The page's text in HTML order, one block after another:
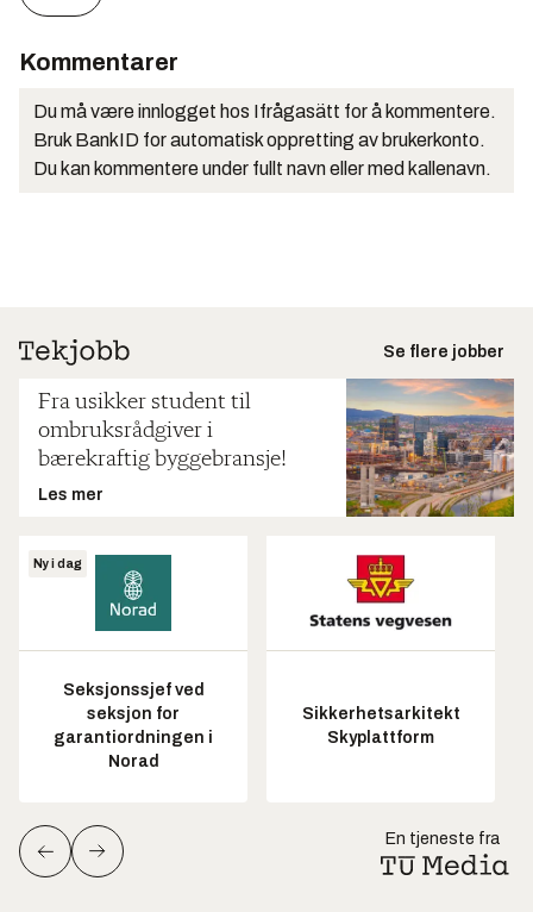
Kommentarer
Du må være innlogget hos Ifrågasätt for å kommentere.
Bruk BankID for automatisk oppretting av brukerkonto.
Du kan kommentere under fullt navn eller med kallenavn.
Se flere jobber
Fra usikker student til
ombruksrådgiver i
bærekraftig byggebransje!
Les mer
Ny i dag
Seksjonssjef ved
seksjon for
garantiordningen i
Norad
Sikkerhetsarkitekt
Skyplattform
En tjeneste fra